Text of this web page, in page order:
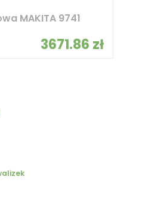
MAKITA 9741
3671.86 zł